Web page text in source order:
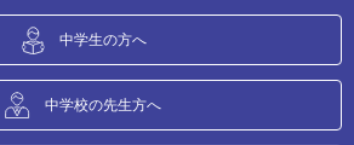
中学生の方へ
中学校の先生方へ